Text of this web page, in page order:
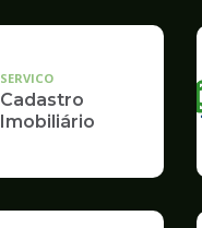
SERVICO
Cadastro
Imobiliário